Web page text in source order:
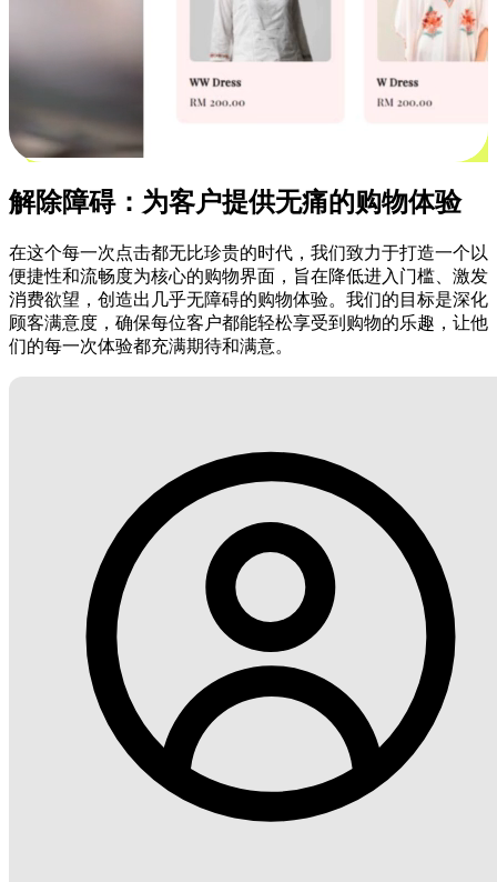
解除障碍：为客户提供无痛的购物体验
在这个每一次点击都无比珍贵的时代，我们致力于打造一个以
便捷性和流畅度为核心的购物界面，旨在降低进入门槛、激发
消费欲望，创造出几乎无障碍的购物体验。我们的目标是深化
顾客满意度，确保每位客户都能轻松享受到购物的乐趣，让他
们的每一次体验都充满期待和满意。